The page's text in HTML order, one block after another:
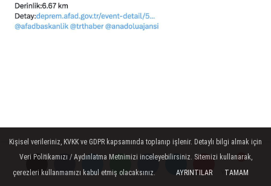
Yorumlar
Yorumlar
Yorumlar
Kişisel verileriniz, KVKK ve GDPR kapsamında toplanıp işlenir. Detaylı bilgi almak için
Veri Politikamızı / Aydınlatma Metnimizi inceleyebilirsiniz. Sitemizi kullanarak,
çerezleri kullanmamızı kabul etmiş olacaksınız.
AYRINTILAR TAMAM